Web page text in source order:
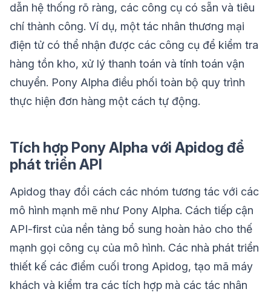
dẫn hệ thống rõ ràng, các công cụ có sẵn và tiêu
chí thành công. Ví dụ, một tác nhân thương mại
điện tử có thể nhận được các công cụ để kiểm tra
hàng tồn kho, xử lý thanh toán và tính toán vận
chuyển. Pony Alpha điều phối toàn bộ quy trình
thực hiện đơn hàng một cách tự động.
Tích hợp Pony Alpha với Apidog để
phát triển API
Apidog thay đổi cách các nhóm tương tác với các
mô hình mạnh mẽ như Pony Alpha. Cách tiếp cận
API-first của nền tảng bổ sung hoàn hảo cho thế
mạnh gọi công cụ của mô hình. Các nhà phát triển
thiết kế các điểm cuối trong Apidog, tạo mã máy
khách và kiểm tra các tích hợp mà các tác nhân